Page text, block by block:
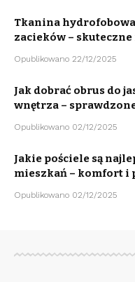
Tkanina hydrofobowa
zacieków –
Opublikowano 22/12/2025
Jak dobrać obrus do
wnętrza –
Opublikowano 02/12/2025
Jakie pościele są
mieszkań – komfort i
Opublikowano 02/12/2025